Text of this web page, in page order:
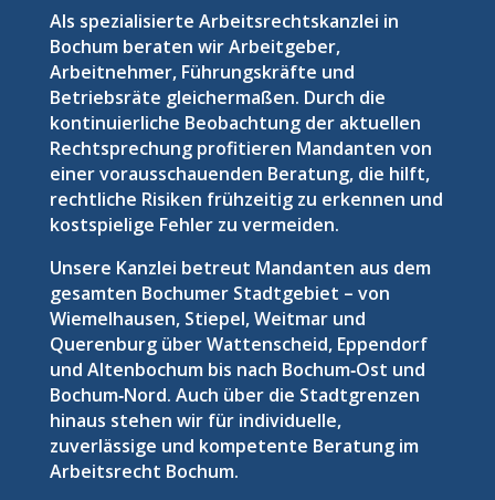
Als spezialisierte Arbeitsrechtskanzlei in
Bochum beraten wir Arbeitgeber,
Arbeitnehmer, Führungskräfte und
Betriebsräte gleichermaßen. Durch die
kontinuierliche Beobachtung der aktuellen
Rechtsprechung profitieren Mandanten von
einer vorausschauenden Beratung, die hilft,
rechtliche Risiken frühzeitig zu erkennen und
kostspielige Fehler zu vermeiden.
Unsere Kanzlei betreut Mandanten aus dem
gesamten Bochumer Stadtgebiet – von
Wiemelhausen, Stiepel, Weitmar und
Querenburg über Wattenscheid, Eppendorf
und Altenbochum bis nach Bochum‑Ost und
Bochum‑Nord. Auch über die Stadtgrenzen
hinaus stehen wir für individuelle,
zuverlässige und kompetente Beratung im
Arbeitsrecht Bochum.